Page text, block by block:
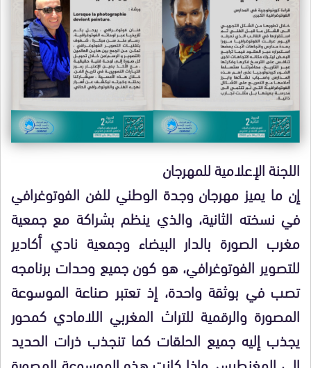
اللجنة الإعلامية للمهرجان
إن ما يميز مهرجان وجدة الوطني للفن الفوتوغرافي
في نسخته الثانية، والذي ينظم بشراكة مع جمعية
مغرب الصورة بالدار البيضاء وجمعية نادي أكادير
للتصوير الفوتوغرافي، هو كون جميع وحدات برنامجه
تصب في بوثقة واحدة، إذ تعتبر صناعة الموسوعة
المصورة والرقمية للتراث المغربي اللامادي كمحور
يجذب إليه جميع الحلقات كما تنجذب ذرات الحديد